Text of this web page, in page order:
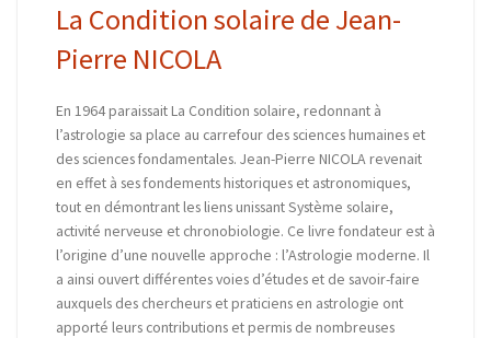
La Condition solaire de Jean-
Pierre NICOLA
En 1964 paraissait La Condition solaire, redonnant à
l’astrologie sa place au carrefour des sciences humaines et
des sciences fondamentales. Jean-Pierre NICOLA revenait
en effet à ses fondements historiques et astronomiques,
tout en démontrant les liens unissant Système solaire,
activité nerveuse et chronobiologie. Ce livre fondateur est à
l’origine d’une nouvelle approche : l’Astrologie moderne. Il
a ainsi ouvert différentes voies d’études et de savoir-faire
auxquels des chercheurs et praticiens en astrologie ont
apporté leurs contributions et permis de nombreuses